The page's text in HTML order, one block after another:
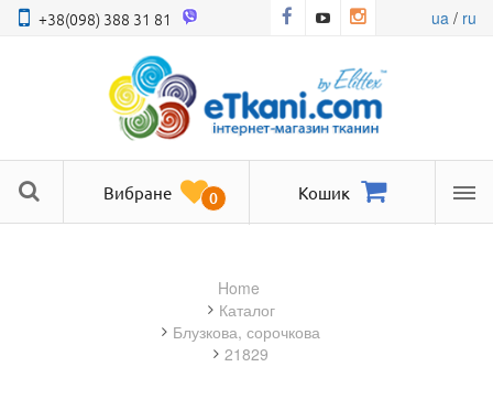
+38(098) 388 31 81 ua/ ru
Вибране 0 Кошик
Home
Каталог
блузкова, сорочкова
21829